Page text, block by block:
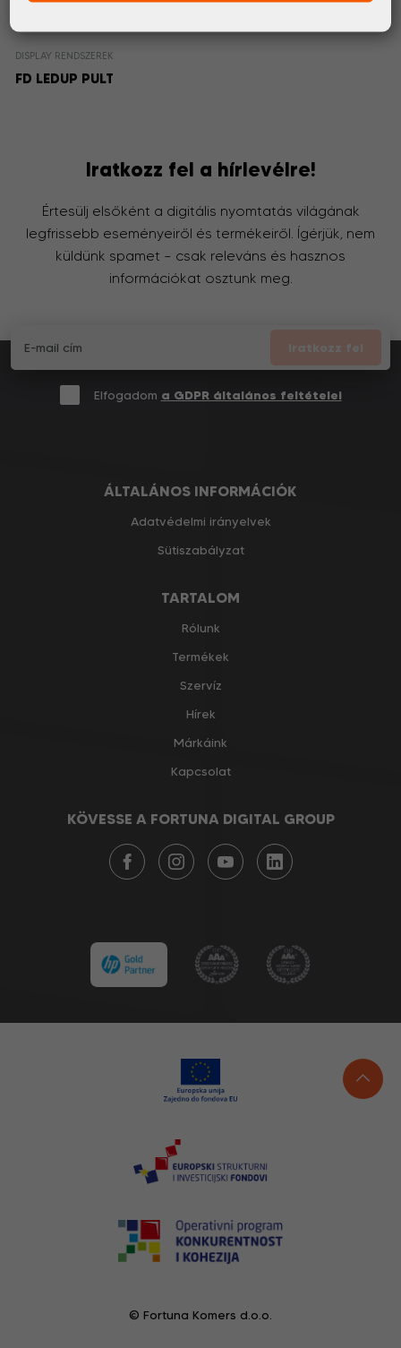
DISPLAY RENDSZEREK
FD LEDUP PULT
Iratkozz fel a hírlevélre!
Értesülj elsőként a digitális nyomtatás világának
legfrissebb eseményeiről és termékeiről. Ígérjük, nem
küldünk spamet – csak releváns és hasznos
információkat osztunk meg.
Iratkozz fel
Elfogadom a GDPR általános feltételei
ÁLTALÁNOS INFORMÁCIÓK
Adatvédelmi irányelvek
Sütiszabályzat
TARTALOM
Rólunk
Termékek
Szervíz
Hírek
Márkáink
Kapcsolat
KÖVESSE A FORTUNA DIGITAL GROUP
© Fortuna Komers d.o.o.